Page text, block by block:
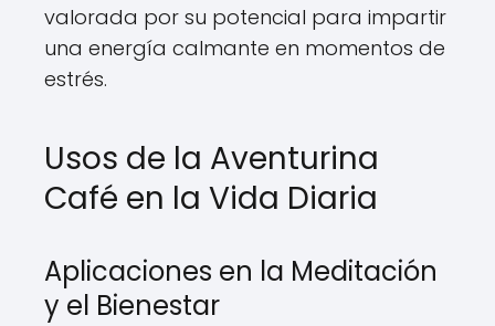
valorada por su potencial para impartir
una energía calmante en momentos de
estrés.
Usos de la Aventurina
Café en la Vida Diaria
Aplicaciones en la Meditación
y el Bienestar